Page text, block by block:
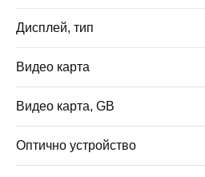
Дисплей, тип
Видео карта
Видео карта, GB
Оптично устройство